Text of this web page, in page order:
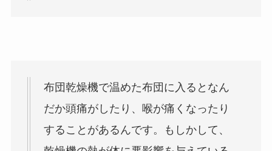
布団乾燥機で温めた布団に入るとなん
だか頭痛がしたり、喉が痛くなったり
することがあるんです。もしかして、